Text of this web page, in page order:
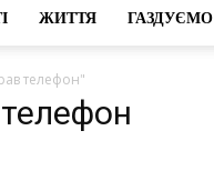
ЖИТТЯ ГАЗДУЄМО
телефон"